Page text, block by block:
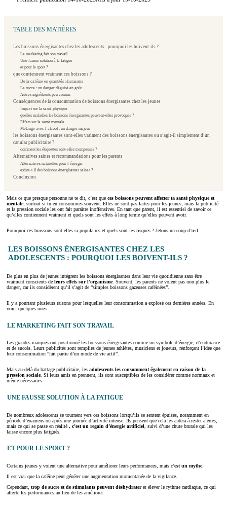
TABLE DES MATIÈRES
Les boissons énergisantes chez les adolescents : pourquoi les boivent-ils ?
Le marketing fait son travail
Une fausse solution à la fatigue
et pour le sport ?
que contiennent vraiment ces boissons ?
De la caféine en quantités alarmantes
Le sucre : un danger déguisé en goût
Autres ingrédients peu connus
Conséquences de la consommation de boissons énergisantes chez les jeunes
Impact sur la santé physique
quelles maladies les boissons énergisantes peuvent-elles provoquer ?
Effets sur la santé mentale
Mélange avec l’alcool : un danger majeur
les boissons énergisantes sont-elles vraiment des boissons énergisantes ou s’agit-il simplement d’un
canular publicitaire ?
comment les étiquettes sont-elles trompeuses ?
Alternatives saines et recommandations pour les parents
Alternatives naturelles pour l’énergie
existe-t-il des boissons énergisantes saines ?
Conclusion
Mais ce que presque personne ne te dit, c’est que ces boissons peuvent affecter ta santé physique et
mentale, surtout si tu en consommes souvent. Elles ne sont pas faites pour les jeunes, mais la publicité
et la pression sociale les ont fait paraître inoffensives. En tant que parent, il est essentiel de savoir ce
qu’elles contiennent vraiment et quels sont les effets à long terme qu’elles peuvent avoir.
Pourquoi ces boissons sont-elles si populaires et quels sont les risques ? Jetons un coup d’œil.
LES BOISSONS ÉNERGISANTES CHEZ LES
ADOLESCENTS : POURQUOI LES BOIVENT-ILS ?
De plus en plus de jeunes intègrent les boissons énergisantes dans leur vie quotidienne sans être
vraiment conscients de leurs effets sur l’organisme. Souvent, les parents ne voient pas non plus le
danger, car ils considèrent qu’il s’agit de “simples boissons gazeuses caféinées”.
Il y a pourtant plusieurs raisons pour lesquelles leur consommation a explosé ces dernières années. En
voici quelques-unes :
LE MARKETING FAIT SON TRAVAIL
Les grandes marques ont positionné les boissons énergisantes comme un symbole d’énergie, d’endurance
et de succès. Leurs publicités sont remplies de jeunes athlètes, musiciens et joueurs, renforçant l’idée que
leur consommation “fait partie d’un mode de vie actif”.
Mais au-delà du battage publicitaire, les adolescents les consomment également en raison de la
pression sociale. Si leurs amis en prennent, ils sont susceptibles de les considérer comme normaux et
même nécessaires.
UNE FAUSSE SOLUTION À LA FATIGUE
De nombreux adolescents se tournent vers ces boissons lorsqu’ils se sentent épuisés, notamment en
période d’examens ou après une journée d’activité intense. Ils pensent que cela les aidera à rester alertes,
mais ce qui se passe en réalité , c’est un regain d’énergie artificiel , suivi d’une chute brutale qui les
laisse encore plus fatigués.
ET POUR LE SPORT ?
Certains jeunes y voient une alternative pour améliorer leurs performances, mais c’est un mythe.
Il est vrai que la caféine peut générer une augmentation momentanée de la vigilance.
Cependant, trop de sucre et de stimulants peuvent déshydrateret élever le rythme cardiaque, ce qui
affecte les performances au lieu de les améliorer.